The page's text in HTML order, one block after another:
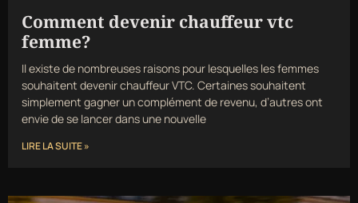
Comment devenir chauffeur vtc
femme?
Il existe de nombreuses raisons pour lesquelles les femmes
souhaitent devenir chauffeur VTC. Certaines souhaitent
simplement gagner un complément de revenu, d’autres ont
envie de se lancer dans une nouvelle
LIRE LA SUITE »